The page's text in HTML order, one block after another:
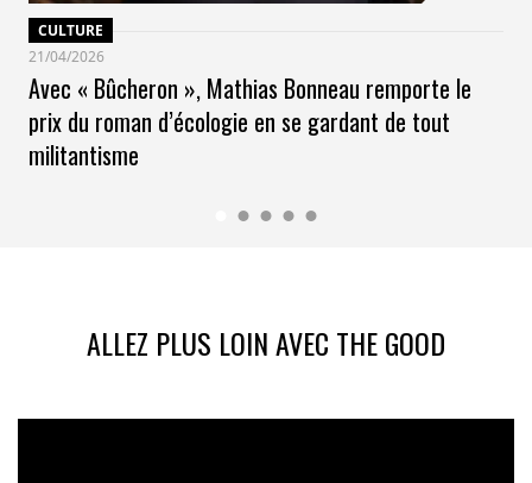
CULTURE
21/04/2026
Avec « Bûcheron », Mathias Bonneau remporte le
prix du roman d’écologie en se gardant de tout
militantisme
ALLEZ PLUS LOIN AVEC THE GOOD